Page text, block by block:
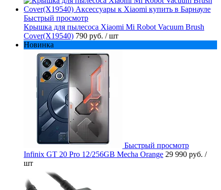
Быстрый просмотр
Крышка для пылесоса Xiaomi Mi Robot Vacuum Brush
Cover(X19540) 790 руб. / шт
Новинка
Быстрый просмотр
Infinix GT 20 Pro 12/256GB Mecha Orange 29 990 руб. /
шт